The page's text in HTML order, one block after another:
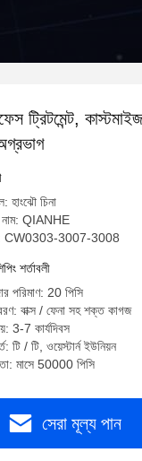
ট্রিটমেন্ট,
হাংঝৌ চিনা
নাম: QIANHE
CW0303-3007-3008
শর্তাবলী
পরিমাণ: 20 পিসি
বাক্স / ফেনা সহ শক্ত কাগজ
3-7 কার্যদিবস
টি / টি, ওয়েস্টার্ন ইউনিয়ন
মাসে 50000 পিসি
সেরা মূল্য পান